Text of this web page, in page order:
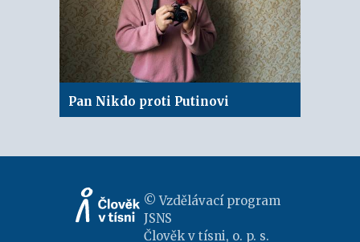
Pan Nikdo proti Putinovi
© Vzdělávací program
JSNS
Člověk v tísni, o. p. s.